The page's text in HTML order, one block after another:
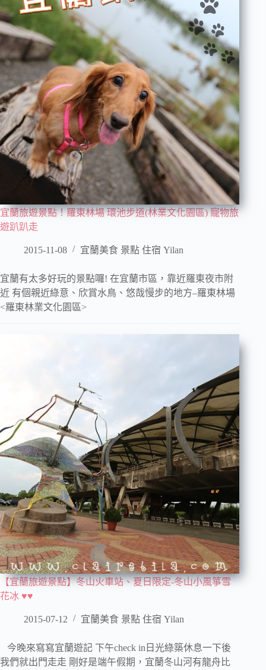
宜蘭旅遊景點！羅東林場 環池步道(林業文化園區) 寵物旅
遊趴趴走
2015-11-08 宜蘭美食 景點 住宿 Yilan
宜蘭有太多好玩的景點囉! 在宜蘭市區，靠近羅東夜市附
近 有個親近綠意、欣賞水鳥、悠哉慢步的地方–羅東林場
<羅東林業文化園區>
【宜蘭旅遊景點】冬山火車站、夏日限定-冬山小風箏雪
花冰 ♥♥
2015-07-12 宜蘭美食 景點 住宿 Yilan
今晚來寫寫宜蘭遊記 下午check in日光綠築休息一下後
我們就出門走走 剛好是端午假期，宜蘭冬山河有龍舟比